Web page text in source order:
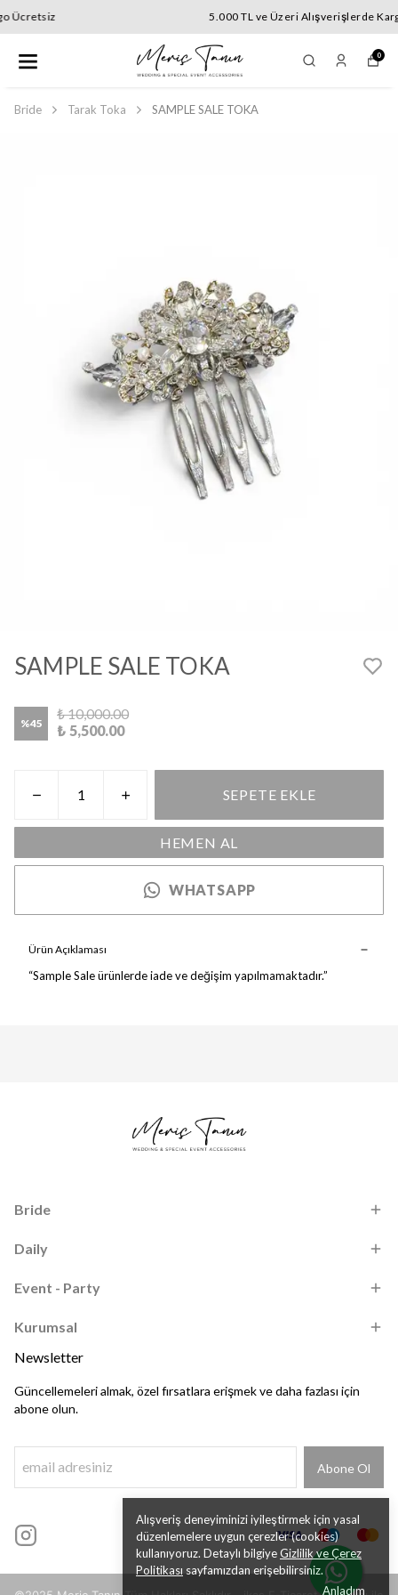
5.000 TL ve Üzeri Alışverişlerde Kargo Ücretsiz
0
Alışveriş deneyiminizi iyileştirmek için yasal
düzenlemelere uygun çerezler (cookies)
kullanıyoruz. Detaylı bilgiyeGizlilik ve Çerez
Politikası sayfamızdan erişebilirsiniz.
Anladım
Bride Tarak Toka SAMPLE SALE TOKA
SAMPLE SALE TOKA
%45
₺ 10,000.00
₺ 5,500.00
SEPETE EKLE
HEMEN AL
WHATSAPP
Ürün Açıklaması
“Sample Sale ürünlerde iade ve değişim yapılmamaktadır.”
Bride
Daily
Event - Party
Kurumsal
Newsletter
Güncellemeleri almak, özel fırsatlara erişmek ve daha fazlası için
abone olun.
Abone Ol